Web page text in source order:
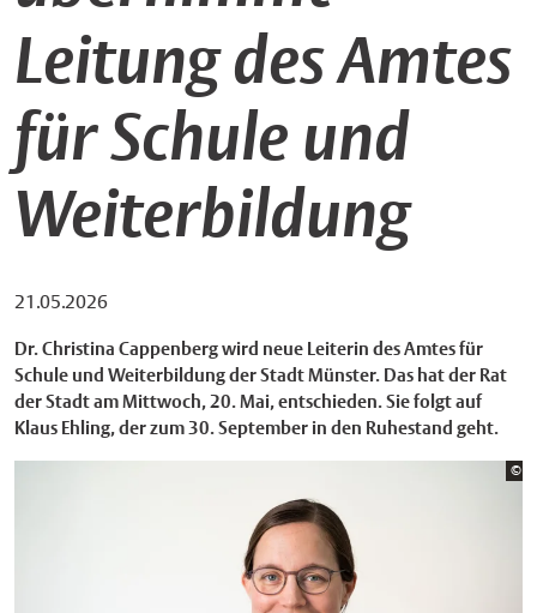
Leitung des Amtes
für Schule und
Weiterbildung
21.05.2026
Dr. Christina Cappenberg wird neue Leiterin des Amtes für
Schule und Weiterbildung der Stadt Münster. Das hat der Rat
der Stadt am Mittwoch, 20. Mai, entschieden. Sie folgt auf
Klaus Ehling, der zum 30. September in den Ruhestand geht.
©